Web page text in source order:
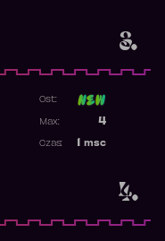
3.
4.
Ost:
4
Max:
msc
Czas: